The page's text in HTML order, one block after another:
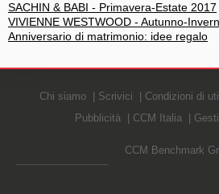
SACHIN & BABI - Primavera-Estate 2017
VIVIENNE WESTWOOD - Autunno-
Anniversario di matrimonio: idee regalo
Chi siamo Scrivici Condizioni di
Pubblicità
CCM Italia
CCM Benchmark